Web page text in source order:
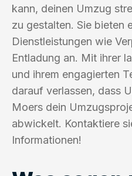
kann, deinen Umzug
zu gestalten. Sie bieten
Dienstleistungen wie
Entladung an. Mit ihrer
und ihrem engagierten
darauf verlassen, dass
Moers dein
abwickelt. Kontaktiere
Informationen!